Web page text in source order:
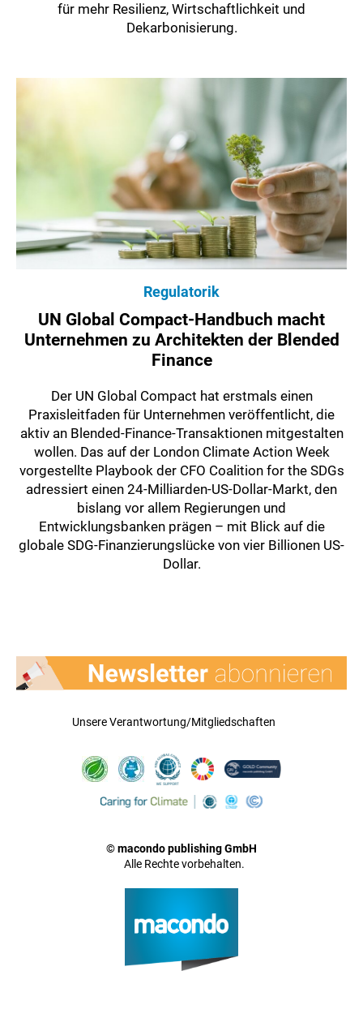
für mehr Resilienz, Wirtschaftlichkeit und
Dekarbonisierung.
Regulatorik
UN Global Compact-Handbuch macht
Unternehmen zu Architekten der Blended
Finance
Der UN Global Compact hat erstmals einen
Praxisleitfaden für Unternehmen veröffentlicht, die
aktiv an Blended-Finance-Transaktionen mitgestalten
wollen. Das auf der London Climate Action Week
vorgestellte Playbook der CFO Coalition for the SDGs
adressiert einen 24-Milliarden-US-Dollar-Markt, den
bislang vor allem Regierungen und
Entwicklungsbanken prägen – mit Blick auf die
globale SDG-Finanzierungslücke von vier Billionen US-
Dollar.
Unsere Verantwortung/Mitgliedschaften
© macondo publishing GmbH
Alle Rechte vorbehalten.